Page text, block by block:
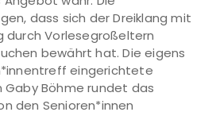
dass sich der Dreiklang mit
durch Vorlesegroßeltern
bewährt hat. Die eigens
eingerichtete
Böhme rundet das
den Senioren*innen